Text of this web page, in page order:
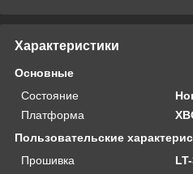
Характеристики
Основные
Состояние
Платформа
Пользовательские
Прошивка